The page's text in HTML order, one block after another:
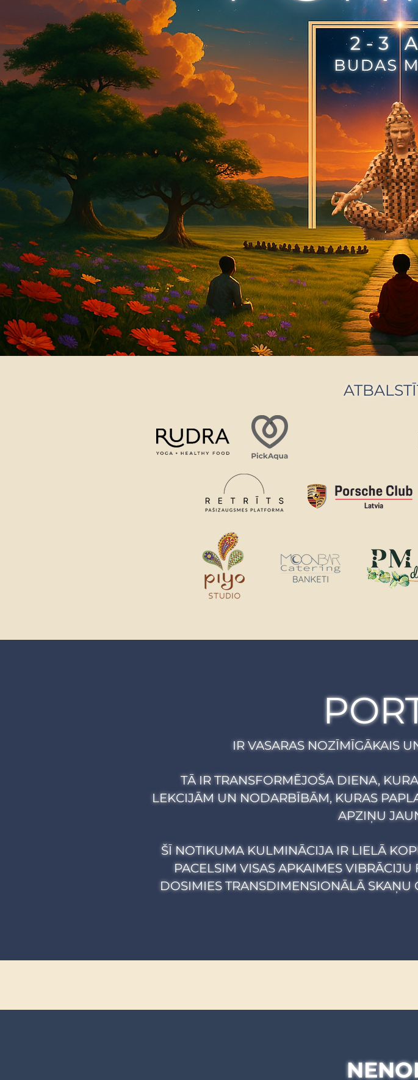
IR VASARAS NOZĪMĪGĀKAIS
TĀ IR TRANSFORMĒJOŠA DIENA,
LEKCIJĀM UN NODARBĪBĀM, KURAS
APZIŅU
ŠĪ NOTIKUMA KULMINĀCIJA IR LIELĀ
PACELSIM VISAS APKAIMES
DOSIMIES TRANSDIMENSIONĀLĀ